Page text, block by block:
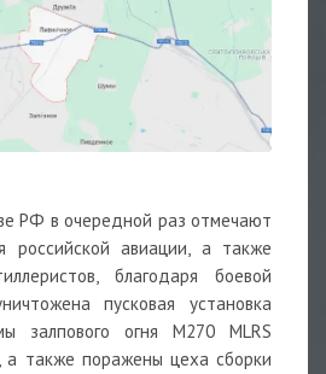
РФ в очередной раз отмечают
российскойавиации, а также
благодаря боевой
пусковая установка
залпового огня М270 MLRS
также поражены цеха сборки